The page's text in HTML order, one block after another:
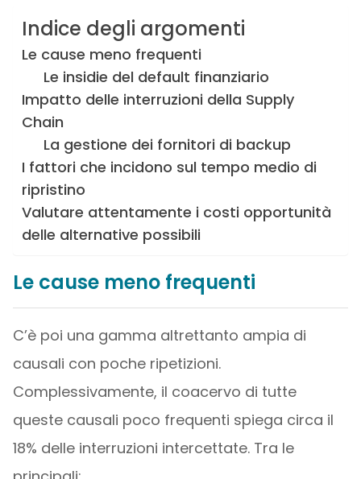
Indice degli argomenti
Le cause meno frequenti
Le insidie del default finanziario
Impatto delle interruzioni della Supply
Chain
La gestione dei fornitori di backup
I fattori che incidono sul tempo medio di
ripristino
Valutare attentamente i costi opportunità
delle alternative possibili
Le cause meno frequenti
C’è poi una gamma altrettanto ampia di
causali con poche ripetizioni.
Complessivamente, il coacervo di tutte
queste causali poco frequenti spiega circa il
18% delle interruzioni intercettate. Tra le